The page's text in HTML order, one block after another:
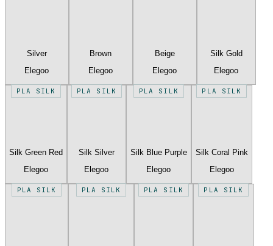
Silver
Elegoo
Brown
Elegoo
Beige
Elegoo
Silk Gold
Elegoo
PLA SILK
Silk Green Red
Elegoo
PLA SILK
Silk Silver
Elegoo
PLA SILK
Silk Blue Purple
Elegoo
PLA SILK
Silk Coral Pink
Elegoo
PLA SILK PLA SILK PLA SILK PLA SILK